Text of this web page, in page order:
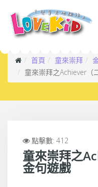
首頁 童來崇拜
童來崇拜之Achiever（
點擊數: 412
童來崇拜之
金句遊戲